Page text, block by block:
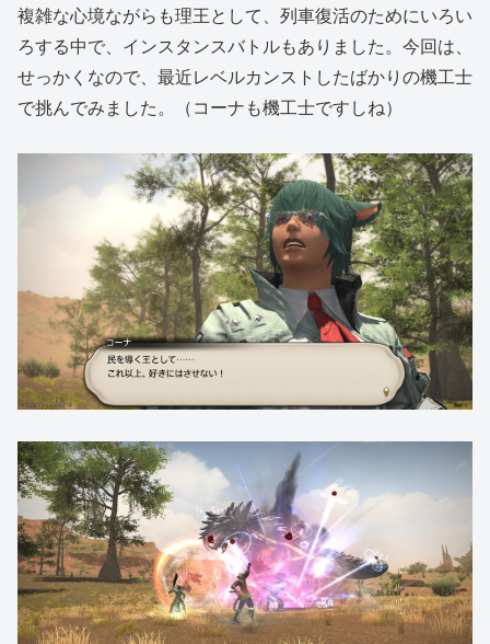
複雑な心境ながらも理王として、列車復活のためにいろい
ろする中で、インスタンスバトルもありました。今回は、
せっかくなので、最近レベルカンストしたばかりの機工士
で挑んでみました。（コーナも機工士ですしね）